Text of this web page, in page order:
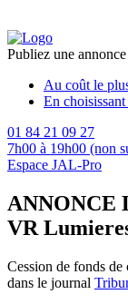
Publiez une
Au coût le
En
01 84 21 09 27
7h00 à 19h00 (non
Espace JAL-Pro
ANNONCE
VR
Cession de fonds
dans le journal